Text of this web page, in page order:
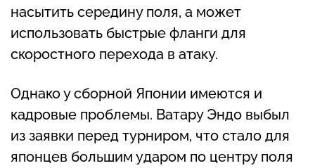
насытить середину поля, а может
использовать быстрые фланги для
скоростного перехода в атаку.
Однако у сборной Японии имеются и
кадровые проблемы. Ватару Эндо выбыл
из заявки перед турниром, что стало для
японцев большим ударом по центру поля